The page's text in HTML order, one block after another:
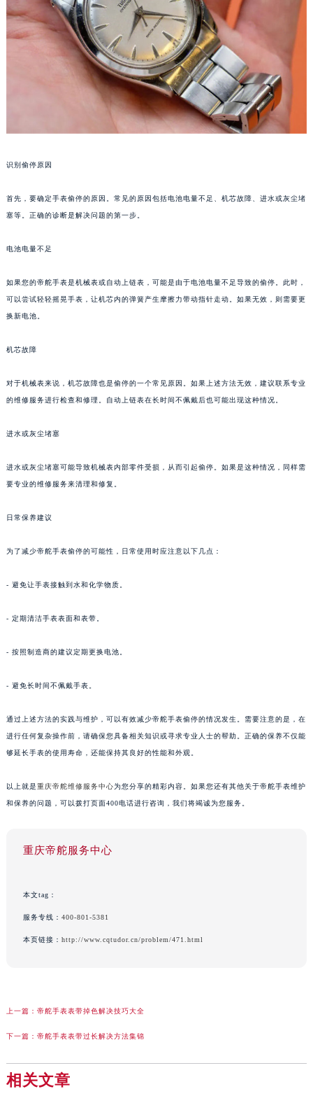
识别偷停原因
首先，要确定手表偷停的原因。常见的原因包括电池电量不足、机芯故障、进水或灰尘堵
塞等。正确的诊断是解决问题的第一步。
电池电量不足
如果您的帝舵手表是机械表或自动上链表，可能是由于电池电量不足导致的偷停。此时，
可以尝试轻轻摇晃手表，让机芯内的弹簧产生摩擦力带动指针走动。如果无效，则需要更
换新电池。
机芯故障
对于机械表来说，机芯故障也是偷停的一个常见原因。如果上述方法无效，建议联系专业
的维修服务进行检查和修理。自动上链表在长时间不佩戴后也可能出现这种情况。
进水或灰尘堵塞
进水或灰尘堵塞可能导致机械表内部零件受损，从而引起偷停。如果是这种情况，同样需
要专业的维修服务来清理和修复。
日常保养建议
为了减少帝舵手表偷停的可能性，日常使用时应注意以下几点：
- 避免让手表接触到水和化学物质。
- 定期清洁手表表面和表带。
- 按照制造商的建议定期更换电池。
- 避免长时间不佩戴手表。
通过上述方法的实践与维护，可以有效减少帝舵手表偷停的情况发生。需要注意的是，在
进行任何复杂操作前，请确保您具备相关知识或寻求专业人士的帮助。正确的保养不仅能
够延长手表的使用寿命，还能保持其良好的性能和外观。
以上就是重庆帝舵维修服务中心为您分享的精彩内容。如果您还有其他关于帝舵手表维护
和保养的问题，可以拨打页面400电话进行咨询，我们将竭诚为您服务。
重庆帝舵服务中心
本文tag：
服务专线： 400-801-5381
本页链接： http://www.cqtudor.cn/problem/471.html
上一篇： 帝舵手表表带掉色解决技巧大全
下一篇： 帝舵手表表带过长解决方法集锦
相关文章